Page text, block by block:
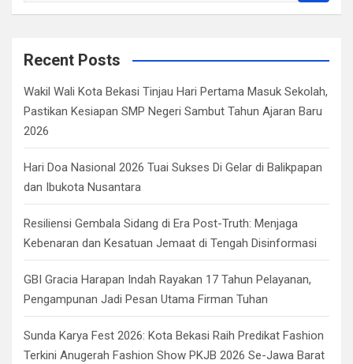
a
c
Recent Posts
Wakil Wali Kota Bekasi Tinjau Hari Pertama Masuk Sekolah,
Pastikan Kesiapan SMP Negeri Sambut Tahun Ajaran Baru
2026
Hari Doa Nasional 2026 Tuai Sukses Di Gelar di Balikpapan
dan Ibukota Nusantara
Resiliensi Gembala Sidang di Era Post-Truth: Menjaga
Kebenaran dan Kesatuan Jemaat di Tengah Disinformasi
GBI Gracia Harapan Indah Rayakan 17 Tahun Pelayanan,
Pengampunan Jadi Pesan Utama Firman Tuhan
Sunda Karya Fest 2026: Kota Bekasi Raih Predikat Fashion
Terkini Anugerah Fashion Show PKJB 2026 Se-Jawa Barat